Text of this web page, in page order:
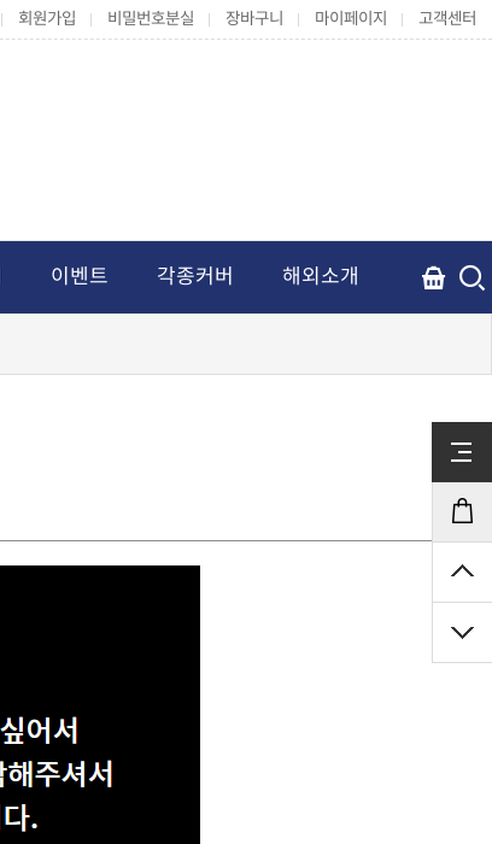
회원가입 비밀번호분실 장바구니 마이페이지 고객센터
이벤트 각종커버 해외소개